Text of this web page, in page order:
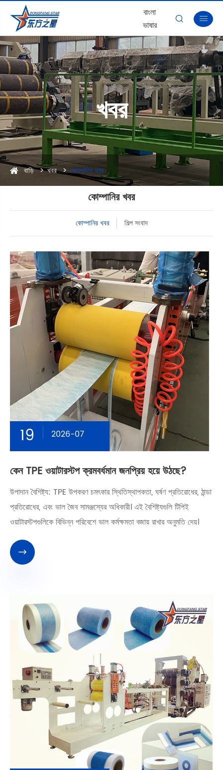
বাংলা
ভাষার
 
খবর
বাড়ি খবর কোম্পানির খবর
কোম্পানির খবর
কোম্পানির খবর শিল্প সংবাদ
19 2026-07
কেন TPE ওয়াটারস্টপ ক্রমবর্ধমান জনপ্রিয় হয়ে উঠছে?
উপাদান বৈশিষ্ট্য: TPE উপকরণ চমৎকার স্থিতিস্থাপকতা, ঘর্ষণ প্রতিরোধের, ঠান্ডা
প্রতিরোধের, এবং ভাল জৈব সামঞ্জস্যের অধিকারী। এই বৈশিষ্ট্যগুলি টিপিই
ওয়াটারস্টপগুলিকে বিভিন্ন পরিবেশে ভাল কর্মক্ষমতা বজায় রাখার অনুমতি দেয়।
